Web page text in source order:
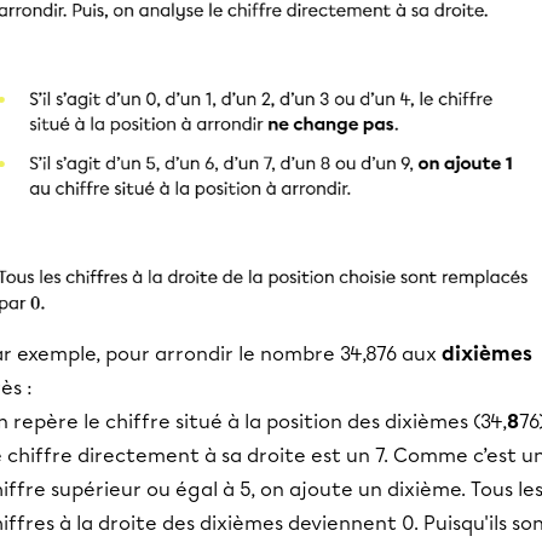
exemple, pour arrondir le nombre 34,876 aux dixièmes
:
repère le chiffre situé à la position des dixièmes (34,8
chiffre directement à sa droite est un 7. Comme c’est
supérieur ou égal à 5, on ajoute un dixième. Tous
à la droite des dixièmes deviennent 0. Puisqu'ils